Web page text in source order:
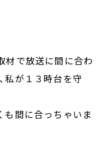
材で放送に間に合わ
私が１３時台を守
も間に合っちゃいま